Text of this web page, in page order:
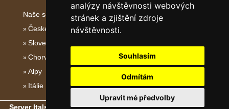
analýzy návštěvnosti webových
stránek a zjištění zdroje
návštěvnosti.
Souhlasím
Odmítám
Upravit mé předvolby
Naše servery:
České hory
Slovenské hory
Chorvatsko
Alpy
Itálie
Server Italské hory, ostrovy a pobřeží- Copyright © 2011-2026